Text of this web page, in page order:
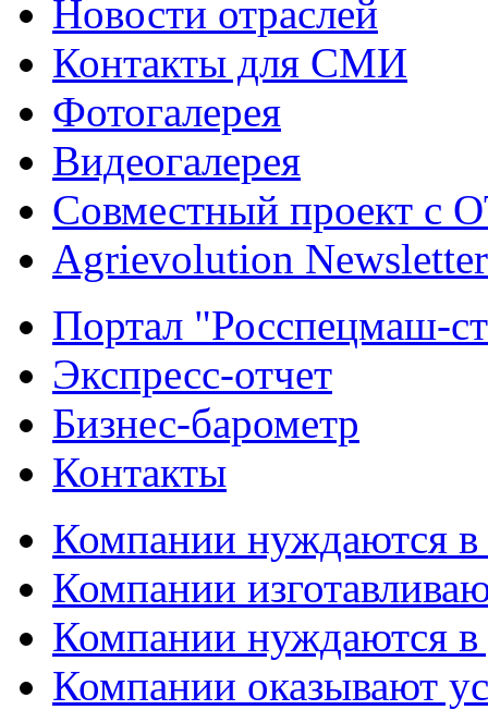
Новости отраслей
Контакты для СМИ
Фотогалерея
Видеогалерея
Совместный проект с
Agrievolution Newsletter
Портал "Росспецмаш-
Экспресс-отчет
Бизнес-барометр
Контакты
Компании нуждаются в
Компании
Компании нуждаются в
Компании оказывают